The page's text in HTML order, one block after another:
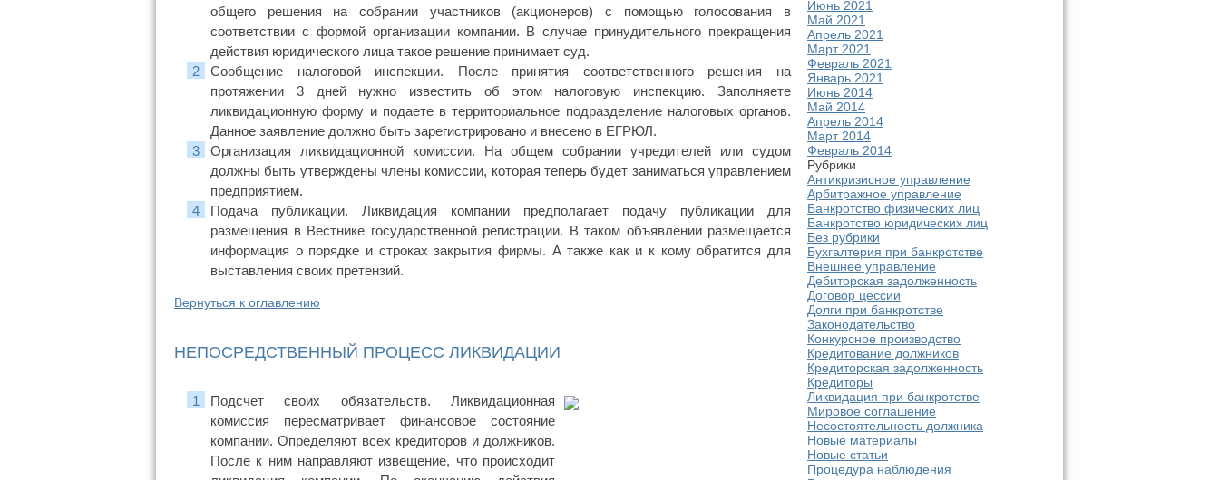
общего решения на собрании участников (акционеров) с помощью голосования в
соответствии с формой организации компании. В случае принудительного прекращения
действия юридического лица такое решение принимает суд.
Сообщение налоговой инспекции. После принятия соответственного решения на
протяжении 3 дней нужно известить об этом налоговую инспекцию. Заполняете
ликвидационную форму и подаете в территориальное подразделение налоговых органов.
Данное заявление должно быть зарегистрировано и внесено в ЕГРЮЛ.
Организация ликвидационной комиссии. На общем собрании учредителей или судом
должны быть утверждены члены комиссии, которая теперь будет заниматься управлением
предприятием.
Подача публикации. Ликвидация компании предполагает подачу публикации для
размещения в Вестнике государственной регистрации. В таком объявлении размещается
информация о порядке и строках закрытия фирмы. А также как и к кому обратится для
выставления своих претензий.
Вернуться к оглавлению
НЕПОСРЕДСТВЕННЫЙ ПРОЦЕСС ЛИКВИДАЦИИ
Подсчет своих обязательств. Ликвидационная
комиссия пересматривает финансовое состояние
компании. Определяют всех кредиторов и должников.
После к ним направляют извещение, что происходит
Июнь 2021
Май 2021
Апрель 2021
Март 2021
Февраль 2021
Январь 2021
Июнь 2014
Май 2014
Апрель 2014
Март 2014
Февраль 2014
Рубрики
Антикризисное управление
Арбитражное управление
Банкротство физических лиц
Банкротство юридических лиц
Без рубрики
Бухгалтерия при банкротстве
Внешнее управление
Дебиторская задолженность
Договор цессии
Долги при банкротстве
Законодательство
Конкурсное производство
Кредитование должников
Кредиторская задолженность
Кредиторы
Ликвидация при банкротстве
Мировое соглашение
Несостоятельность должника
Новые материалы
Новые статьи
Процедура наблюдения